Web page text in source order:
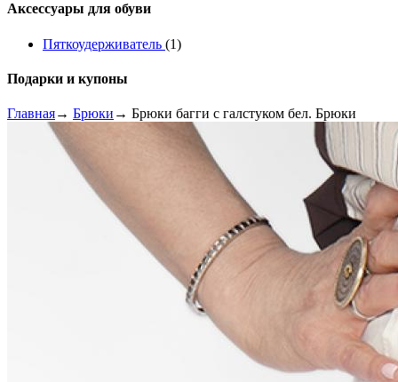
Аксессуары для обуви
Пяткоудерживатель (1)
Подарки и купоны
Главная→ Брюки → Брюки багги с галстуком бел. Брюки